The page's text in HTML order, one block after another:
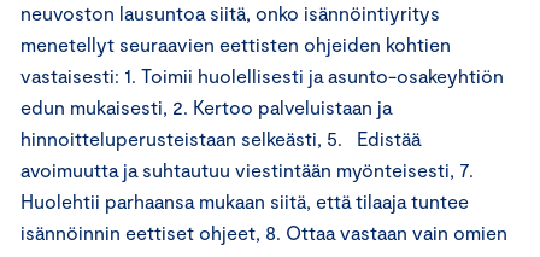
neuvoston lausuntoa siitä, onko isännöintiyritys
menetellyt seuraavien eettisten ohjeiden kohtien
vastaisesti: 1. Toimii huolellisesti ja asunto-osakeyhtiön
edun mukaisesti, 2. Kertoo palveluistaan ja
hinnoitteluperusteistaan selkeästi, 5. Edistää
avoimuutta ja suhtautuu viestintään myönteisesti, 7.
Huolehtii parhaansa mukaan siitä, että tilaaja tuntee
isännöinnin eettiset ohjeet, 8. Ottaa vastaan vain omien